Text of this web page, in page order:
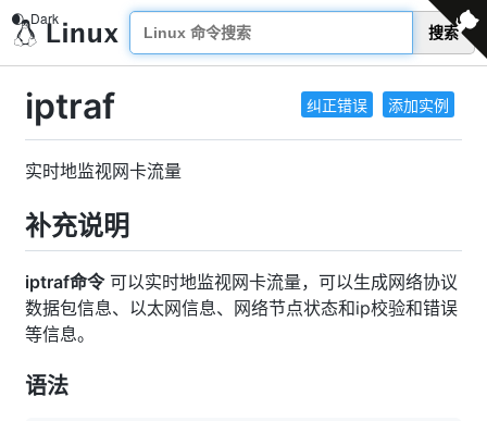
搜索
纠正错误 添加实例
iptraf
实时地监视网卡流量
补充说明
iptraf命令可以实时地监视网卡流量，可以生成网络协议
数据包信息、以太网信息、网络节点状态和ip校验和错误
等信息。
语法